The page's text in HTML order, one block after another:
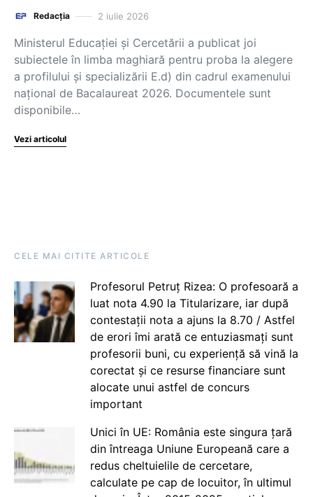
Redacția 2 iulie 2026
Ministerul Educației și Cercetării a publicat joi
subiectele în limba maghiară pentru proba la alegere
a profilului și specializării E.d) din cadrul examenului
național de Bacalaureat 2026. Documentele sunt
disponibile…
Vezi articolul
CELE MAI CITITE ARTICOLE
Profesorul Petruț Rizea: O profesoară a
luat nota 4.90 la Titularizare, iar după
contestații nota a ajuns la 8.70 / Astfel
de erori îmi arată ce entuziasmați sunt
profesorii buni, cu experiență să vină la
corectat și ce resurse financiare sunt
alocate unui astfel de concurs
important
Unici în UE: România este singura țară
din întreaga Uniune Europeană care a
redus cheltuielile de cercetare,
calculate pe cap de locuitor, în ultimul